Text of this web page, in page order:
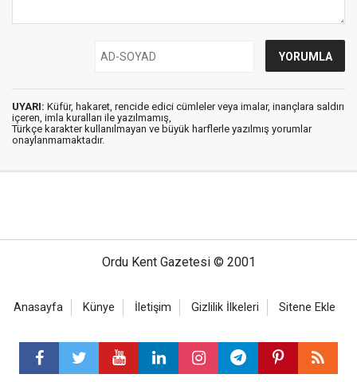
UYARI: Küfür, hakaret, rencide edici cümleler veya imalar, inançlara saldırı
içeren, imla kuralları ile yazılmamış,
Türkçe karakter kullanılmayan ve büyük harflerle yazılmış yorumlar
onaylanmamaktadır.
Ordu Kent Gazetesi © 2001
Anasayfa Künye İletişim Gizlilik İlkeleri Sitene Ekle